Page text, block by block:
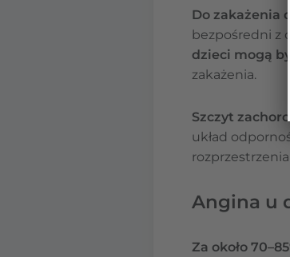
Do zakażenia
bezpośredni z
dzieci mogą
zakażenia.
Szczyt
układ
Angina u
Za około